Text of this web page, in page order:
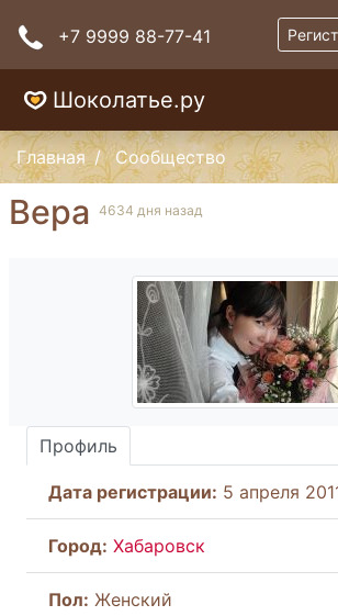
+7 9999 88-77-41
Шоколатье.ру
Главная Сообщество
Вера 4634 дня назад
Профиль
Дата регистрации: 5 апреля
Город: Хабаровск
Пол: Женский